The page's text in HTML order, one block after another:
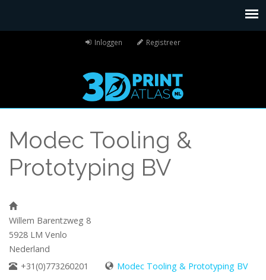
Inloggen Registreer
Modec Tooling &
Prototyping BV
Willem Barentzweg 8
5928 LM Venlo
Nederland
+31(0)773260201
Modec Tooling & Prototyping BV